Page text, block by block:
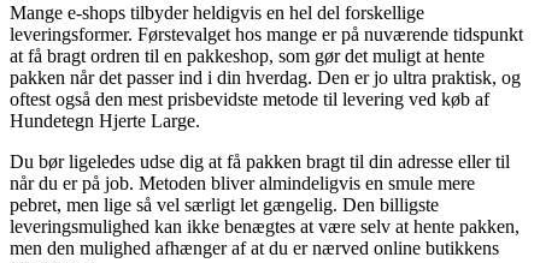
Mange e-shops tilbyder heldigvis en hel del forskellige
leveringsformer. Førstevalget hos mange er på nuværende tidspunkt
at få bragt ordren til en pakkeshop, som gør det muligt at hente
pakken når det passer ind i din hverdag. Den er jo ultra praktisk, og
oftest også den mest prisbevidste metode til levering ved køb af
Hundetegn Hjerte Large.
Du bør ligeledes udse dig at få pakken bragt til din adresse eller til
når du er på job. Metoden bliver almindeligvis en smule mere
pebret, men lige så vel særligt let gængelig. Den billigste
leveringsmulighed kan ikke benægtes at være selv at hente pakken,
men den mulighed afhænger af at du er nærved online butikkens